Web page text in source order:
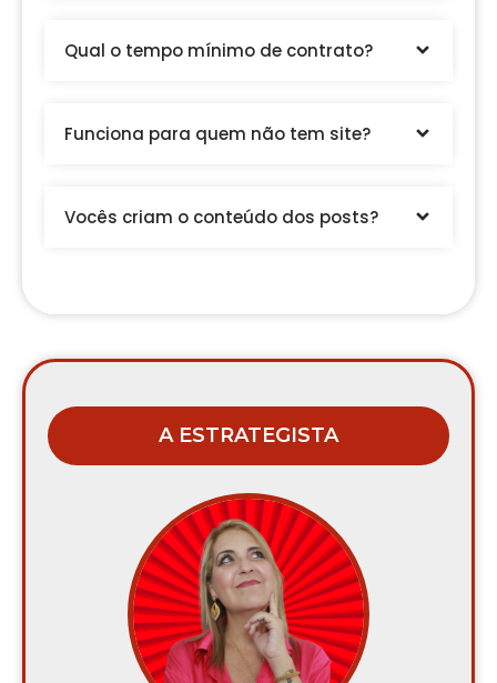
Qual o tempo mínimo de contrato?
Funciona para quem não tem site?
Vocês criam o conteúdo dos posts?
A ESTRATEGISTA